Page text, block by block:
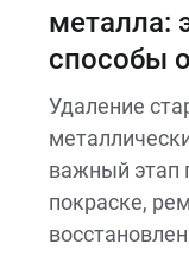
металла:
способы
лучшие
Удаление
важный этап
покраске,